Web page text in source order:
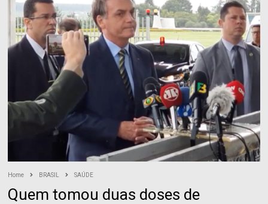
Home BRASIL SAÚDE
Quem tomou duas doses de